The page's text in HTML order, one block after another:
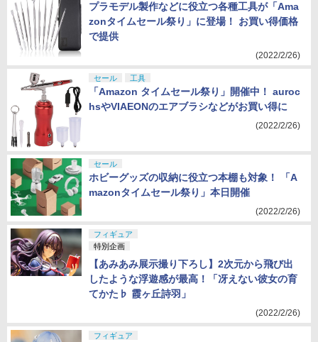
プラモデル製作などに役立つ各種工具が「Ama
zonタイムセール祭り」に登場！ お買い得価格
で提供
(2022/2/26)
セール 工具
「Amazon タイムセール祭り」開催中！ auroc
hsやVIAEONのエアブラシなどがお買い得に
(2022/2/26)
セール
ホビーグッズの収納に役立つ本棚も対象！ 「A
mazonタイムセール祭り」本日開催
(2022/2/26)
フィギュア
特別企画
【あみあみ展示撮り下ろし】2次元から飛び出
したような浮遊感が最高！「冴えない彼女の育
てかた♭ 霞ヶ丘詩羽」
(2022/2/26)
フィギュア